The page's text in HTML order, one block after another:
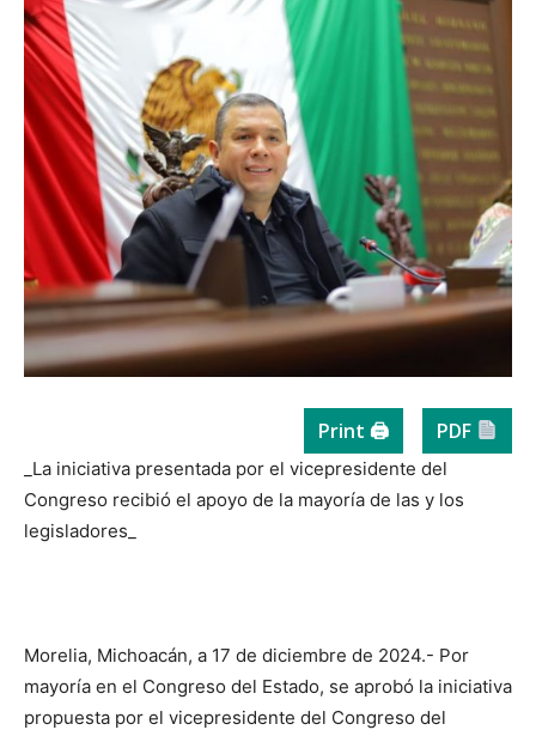
Print 🖨 PDF
_La iniciativa presentada por el vicepresidente del
Congreso recibió el apoyo de la mayoría de las y los
legisladores_
Morelia, Michoacán, a 17 de diciembre de 2024.- Por
mayoría en el Congreso del Estado, se aprobó la iniciativa
propuesta por el vicepresidente del Congreso del